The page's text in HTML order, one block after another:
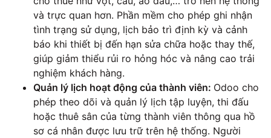
và trực quan hơn. Phần mềm cho phép ghi nhận
tình trạng sử dụng, lịch bảo trì định kỳ và cảnh
báo khi thiết bị đến hạn sửa chữa hoặc thay thế,
giúp giảm thiểu rủi ro hỏng hóc và nâng cao trải
nghiệm khách hàng.
Quản lý lịch hoạt động của thành viên: Odoo cho
phép theo dõi và quản lý lịch tập luyện, thi đấu
hoặc thuê sân của từng thành viên thông qua hồ
sơ cá nhân được lưu trữ trên hệ thống. Người